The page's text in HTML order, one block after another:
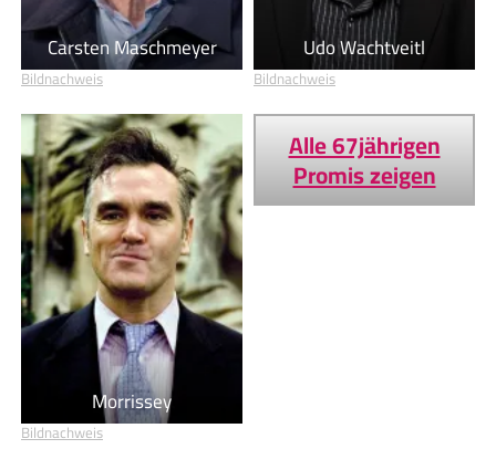
Carsten Maschmeyer
Bildnachweis
Udo Wachtveitl
Bildnachweis
Morrissey
Bildnachweis
Alle 67jährigen
Promis zeigen